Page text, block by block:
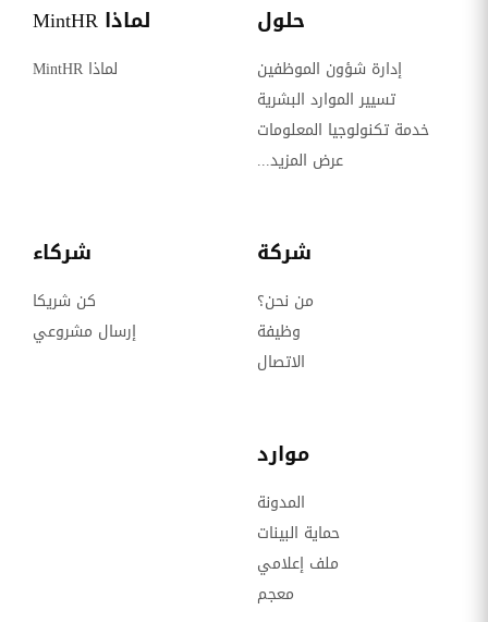
حلول
إدارة شؤون الموظفين
تسيير الموارد البشرية
خدمة تكنولوجيا المعلومات
عرض المزيد...
لماذا MintHR
لماذا MintHR
شركة
من نحن؟
وظيفة
الاتصال
شركاء
كن شريكا
إرسال مشروعي
موارد
المدونة
حماية البينات
ملف إعلامي
معجم